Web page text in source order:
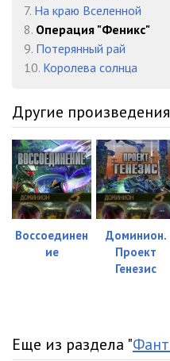
7. На краю Вселенной
8. Операция "Феникс"
9. Потерянный рай
10. Королева солнца
Другие
Воссоединен
ие
Доминион.
Проект
Генезис
Еще из раздела "